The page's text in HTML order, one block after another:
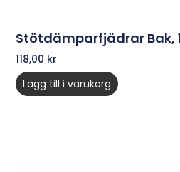
Stötdämparfjädrar Bak,
118,00 kr
Lägg till i varukorg